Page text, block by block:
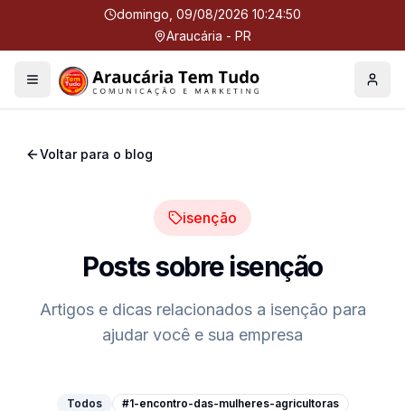
domingo, 09/08/2026 10:24:51
Araucária - PR
Menu Perfil
Voltar para o blog
isenção
Posts sobreisenção
Artigos e dicas relacionados a isenção para
ajudar você e sua empresa
Todos
#1-encontro-das-mulheres-agricultoras